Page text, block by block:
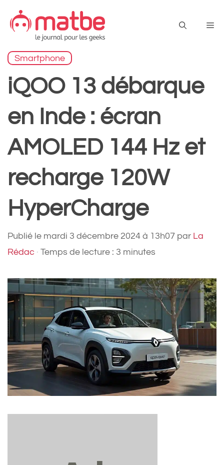
contenu
Smartphone
iQOO 13 débarque
en Inde : écran
AMOLED 144 Hz et
recharge 120W
HyperCharge
Publié le mardi 3 décembre 2024 à 13h07 par La
Rédac · Temps de lecture : 3 minutes